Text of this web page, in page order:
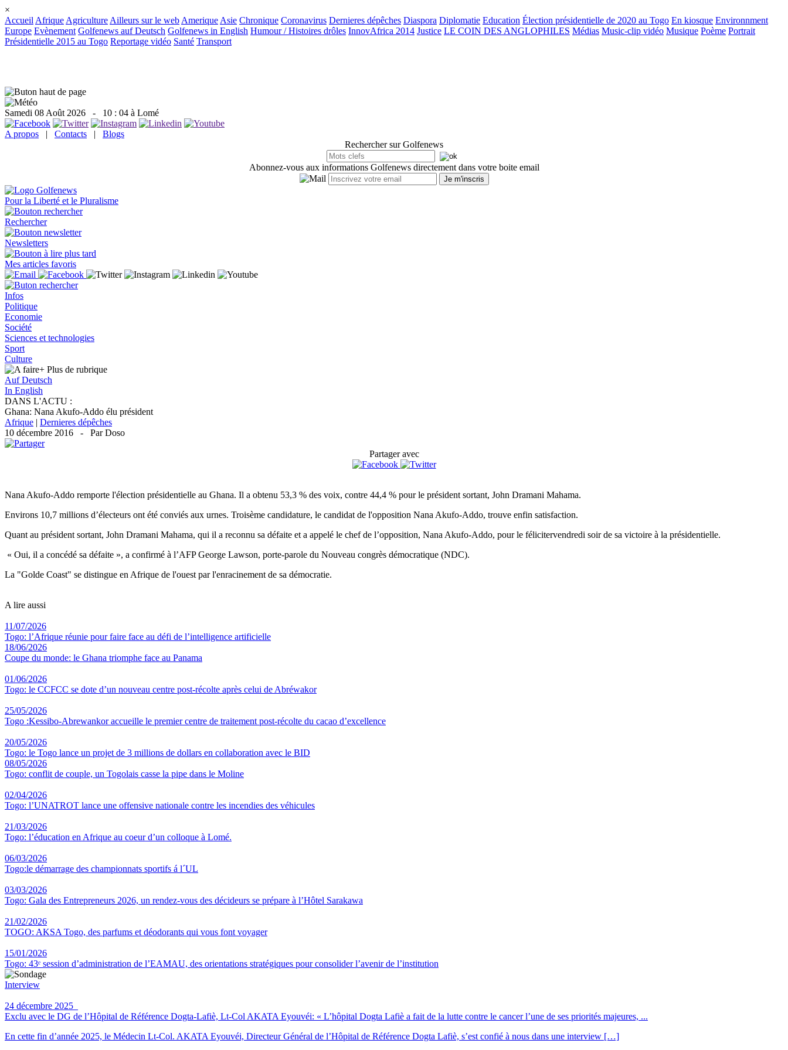
×
Accueil Afrique Agriculture Ailleurs sur le web Amerique Asie Chronique Coronavirus Dernieres dépêches Diaspora Diplomatie Education Élection présidentielle de 2020 au Togo En kiosque Environnment
Europe Evènement Golfenews auf Deutsch Golfenews in English Humour / Histoires drôles InnovAfrica 2014 Justice LE COIN DES ANGLOPHILES Médias Music-clip vidéo Musique Poème Portrait
Présidentielle 2015 au Togo Reportage vidéo Santé Transport
Samedi 08 Août 2026 - 10 : 04 à Lomé
A propos | Contacts | Blogs
Rechercher sur Golfenews
Abonnez-vous aux informations Golfenews directement dans votre boite email
Pour la Liberté et le Pluralisme
Rechercher
Newsletters
Mes articles favoris
Infos
Politique
Economie
Société
Sciences et technologies
Sport
Culture
+ Plus de rubrique
Auf Deutsch
In English
DANS L'ACTU :
Ghana: Nana Akufo-Addo élu président
Afrique | Dernieres dépêches
10 décembre 2016 - Par Doso
Partager avec
Nana Akufo-Addo remporte l'élection présidentielle au Ghana. Il a obtenu 53,3 % des voix, contre 44,4 % pour le président sortant, John Dramani Mahama.
Environs 10,7 millions d’électeurs ont été conviés aux urnes. Troisème candidature, le candidat de l'opposition Nana Akufo-Addo, trouve enfin satisfaction.
Quant au président sortant, John Dramani Mahama, qui il a reconnu sa défaite et a appelé le chef de l’opposition, Nana Akufo-Addo, pour le félicitervendredi soir de sa victoire à la présidentielle.
« Oui, il a concédé sa défaite », a confirmé à l’AFP George Lawson, porte-parole du Nouveau congrès démocratique (NDC).
La "Golde Coast" se distingue en Afrique de l'ouest par l'enracinement de sa démocratie.
A lire aussi
11/07/2026
Togo: l’Afrique réunie pour faire face au défi de l’intelligence artificielle
18/06/2026
Coupe du monde: le Ghana triomphe face au Panama
01/06/2026
Togo: le CCFCC se dote d’un nouveau centre post-récolte après celui de Abréwakor
25/05/2026
Togo :Kessibo-Abrewankor accueille le premier centre de traitement post-récolte du cacao d’excellence
20/05/2026
Togo: le Togo lance un projet de 3 millions de dollars en collaboration avec le BID
08/05/2026
Togo: conflit de couple, un Togolais casse la pipe dans le Moline
02/04/2026
Togo: l’UNATROT lance une offensive nationale contre les incendies des véhicules
21/03/2026
Togo: l’éducation en Afrique au coeur d’un colloque à Lomé.
06/03/2026
Togo:le démarrage des championnats sportifs á l´UL
03/03/2026
Togo: Gala des Entrepreneurs 2026, un rendez-vous des décideurs se prépare à l’Hôtel Sarakawa
21/02/2026
TOGO: AKSA Togo, des parfums et déodorants qui vous font voyager
15/01/2026
Togo: 43ᵉ session d’administration de l’EAMAU, des orientations stratégiques pour consolider l’avenir de l’institution
Interview
24 décembre 2025
Exclu avec le DG de l’Hôpital de Référence Dogta-Lafiè, Lt-Col AKATA Eyouvéi: « L’hôpital Dogta Lafiè a fait de la lutte contre le cancer l’une de ses priorités majeures, ...
En cette fin d’année 2025, le Médecin Lt-Col. AKATA Eyouvéi, Directeur Général de l’Hôpital de Référence Dogta Lafiè, s’est confié à nous dans une interview […]